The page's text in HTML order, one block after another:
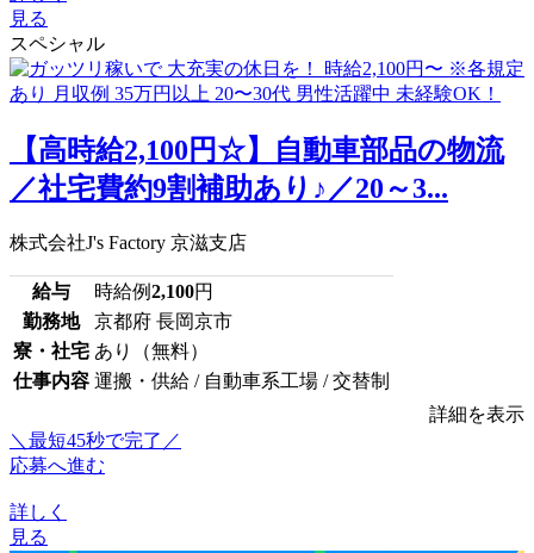
見る
スペシャル
【高時給2,100円☆】自動車部品の物流
／社宅費約9割補助あり♪／20～3...
株式会社J's Factory 京滋支店
給与 時給例2,100円
勤務地
京都府 長岡京市
寮・社宅 あり（無料）
仕事内容 運搬・供給 / 自動車系工場 / 交替制
詳細を表示
＼最短45秒で完了／
応募へ進む
詳しく
見る